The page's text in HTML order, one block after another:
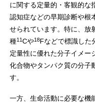
に関する定量的・客観的な
認知症などの早期診断や根
せられています。特に、放
種11Cや18Fなどで標識した
定量性に優れた分子イメー
化合物やタンパク質の分子
す。
一方、生命活動に必要な機